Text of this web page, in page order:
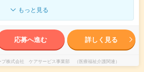
もっと見る
応募へ進む 詳しく見る
プ株式会社 ケアサービス事業部 （医療福祉介護関連）